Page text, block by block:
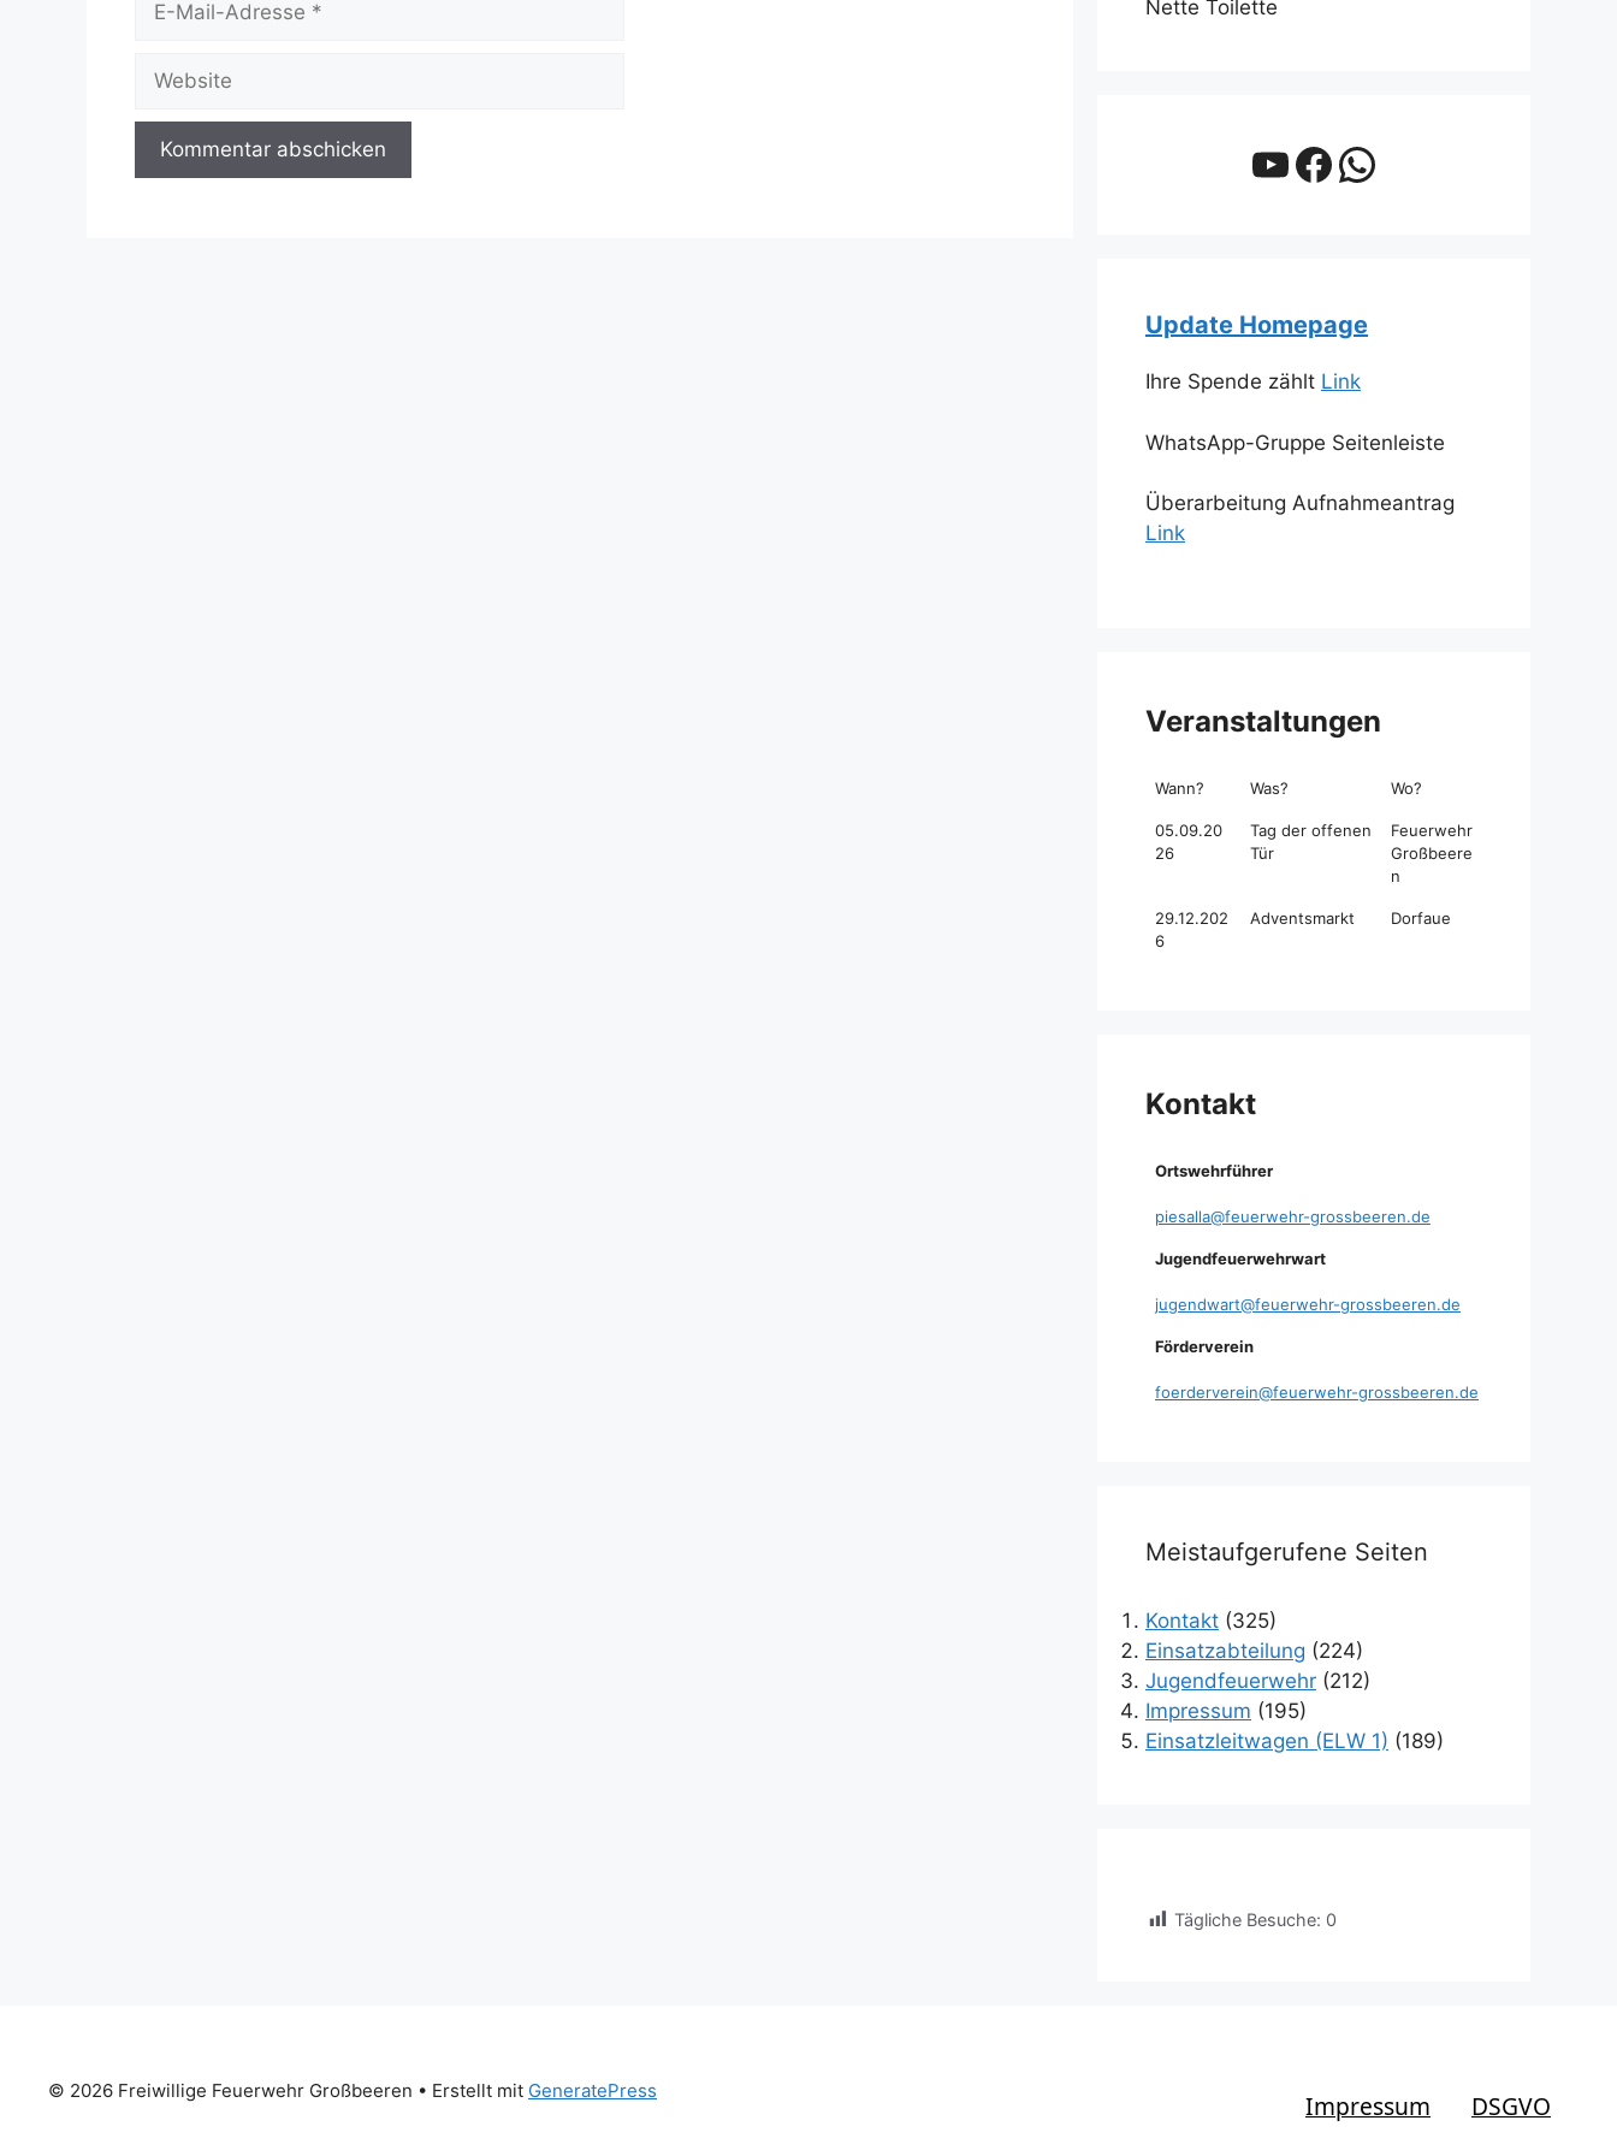
Mail-
Nette Toilette
YouTube
Facebook
WhatsApp
Update Homepage
Ihre Spende zählt Link
WhatsApp-Gruppe Seitenleiste
Überarbeitung Aufnahmeantrag
Link
Veranstaltungen
Wann? Was? Wo?
05.09.20
26
Tag der offenen
Tür
Feuerwehr
Großbeere
n
29.12.202
6
Adventsmarkt Dorfaue
Kontakt
Ortswehrführer
piesalla@feuerwehr-grossbeeren.de
Jugendfeuerwehrwart
jugendwart@feuerwehr-grossbeeren.de
Förderverein
foerderverein@feuerwehr-grossbeeren.de
Meistaufgerufene Seiten
Kontakt (325)
Einsatzabteilung (224)
Jugendfeuerwehr (212)
Impressum (195)
Einsatzleitwagen (ELW 1) (189)
Tägliche Besuche: 0
Impressum DSGVO
© 2026 Freiwillige Feuerwehr Großbeeren • Erstellt mit GeneratePress